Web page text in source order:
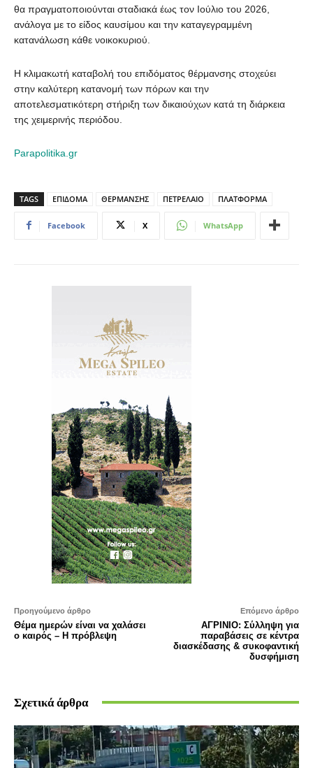
θα πραγματοποιούνται σταδιακά έως τον Ιούλιο του 2026,
ανάλογα με το είδος καυσίμου και την καταγεγραμμένη
κατανάλωση κάθε νοικοκυριού.
Η κλιμακωτή καταβολή του επιδόματος θέρμανσης στοχεύει
στην καλύτερη κατανομή των πόρων και την
αποτελεσματικότερη στήριξη των δικαιούχων κατά τη διάρκεια
της χειμερινής περιόδου.
Parapolitika.gr
TAGS ΕΠΙΔΟΜΑ ΘΕΡΜΑΝΣΗΣ ΠΕΤΡΕΛΑΙΟ ΠΛΑΤΦΟΡΜΑ
Facebook X WhatsApp
Προηγούμενο άρθρο
Θέμα ημερών είναι να χαλάσει
ο καιρός – Η πρόβλεψη
Επόμενο άρθρο
ΑΓΡΙΝΙΟ: Σύλληψη για
παραβάσεις σε κέντρα
διασκέδασης & συκοφαντική
δυσφήμιση
Σχετικά άρθρα